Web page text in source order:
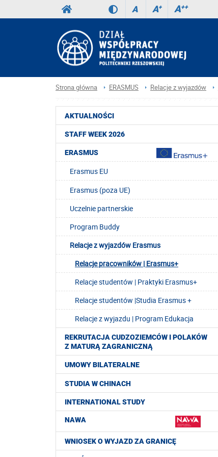
A A+ A++
Strona główna ERASMUS Relacje z wyjazdów
AKTUALNOŚCI
STAFF WEEK 2026
ERASMUS
Erasmus EU
Erasmus (poza UE)
Uczelnie partnerskie
Program Buddy
Relacje z wyjazdów Erasmus
Relacje pracowników | Erasmus+
Relacje studentów | Praktyki Erasmus+
Relacje studentów |Studia Erasmus +
Relacje z wyjazdu | Program Edukacja
REKRUTACJA CUDZOZIEMCÓW I POLAKÓW
Z MATURĄ ZAGRANICZNĄ
UMOWY BILATERALNE
STUDIA W CHINACH
INTERNATIONAL STUDY
NAWA
WNIOSEK O WYJAZD ZA GRANICĘ